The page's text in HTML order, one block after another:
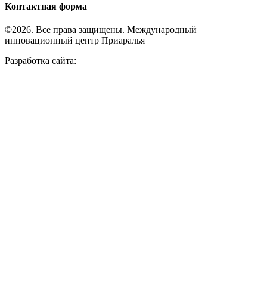
Контактная форма
©2026. Все права защищены. Международный
инновационный центр Приаралья
Разработка сайта: